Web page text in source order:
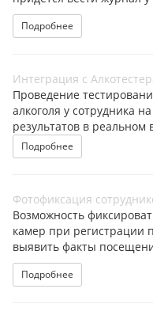
Подробнее
Интеграция с
Проведение
алкоголя у сотрудника
результатов в реальном
Подробнее
Фотофиксация
Возможность
камер при регистрации
выявить факты
Подробнее